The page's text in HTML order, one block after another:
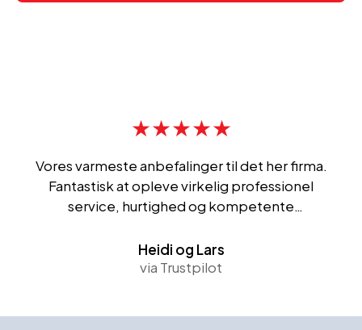
★★★★★
Vores varmeste anbefalinger til det her firma.
Fantastisk at opleve virkelig professionel
service, hurtighed og kompetente
deres abonnementsordning kan i den grad
anbefales!
Heidi og Lars
via Trustpilot